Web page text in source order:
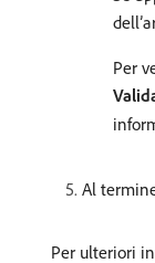
Per
Al
Per ulteriori